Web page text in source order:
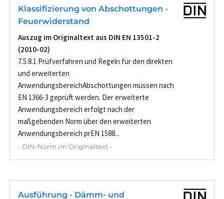
Klassifizierung von Abschottungen -
Feuerwiderstand
Auszug im Originaltext aus DIN EN 13501-2
(2010-02)
7.5.8.1 Prüfverfahren und Regeln für den direkten
und erweiterten
AnwendungsbereichAbschottungen müssen nach
EN 1366-3 geprüft werden. Der erweiterte
Anwendungsbereich erfolgt nach der
maßgebenden Norm über den erweiterten
Anwendungsbereich prEN 1588...
- DIN-Norm im Originaltext -
Ausführung - Dämm- und